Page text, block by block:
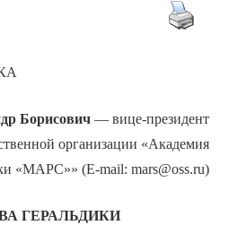
Борисович— вице-президент
организации «Академия
«МАРС»» (E-mail: mars@oss.ru)
ГЕРАЛЬДИКИ